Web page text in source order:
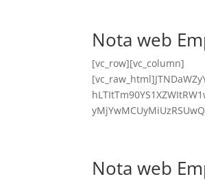
Nota web
[vc_row][vc_column]
Nota web